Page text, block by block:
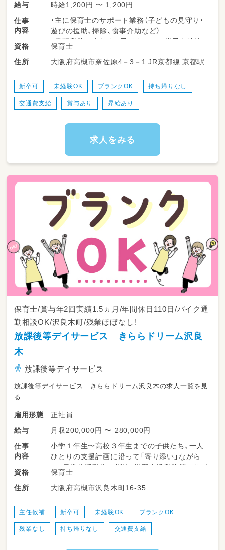
給与
時給1,200円 〜 1,200円
仕事
内容
・主に保育士のサポート業務（子どもの見守り・
遊びの援助、掃除、食事介助など）
・書類業務は少なめ。子どもたちの様子を連絡
帳に記入していただきます。
・子どもたちの成長を身近に感じられるのも魅
◎持ち帰り仕事も残業もなしです。
資格
保育士
住所
大阪府高槻市奈佐原4－3－1 JR京都線 京都駅
新卒可 未経験OK ブランクOK 持ち帰りなし
交通費支給 賞与あり 昇給あり
求人をみる
保育士/賞与年2回実績1.5ヵ月/年間休日110日/バイク通
勤相談OK/沢良木町/残業ほぼなし！
放課後等デイサービス きららドリーム沢良
木
放課後等デイサービス
放課後等デイサービス きららドリーム沢良木の求人一覧を見
る
雇用形態
正社員
給与
月収200,000円 〜 280,000円
仕事
内容
小学１年生〜高校３年生までの子供たち、一人
ひとりの支援計画に沿って「寄り添い」ながら
の、日常生活動作の訓練、学習支援業務等のサポ
ート業務
■折り紙やハサミや糊で、指先を使用しての季節
物などの工作
■体育館や公園で身体を動かしたり、近所へお散
資格
保育士
住所
大阪府高槻市沢良木町16-35
主任候補 新卒可 未経験OK ブランクOK
残業なし 持ち帰りなし 交通費支給